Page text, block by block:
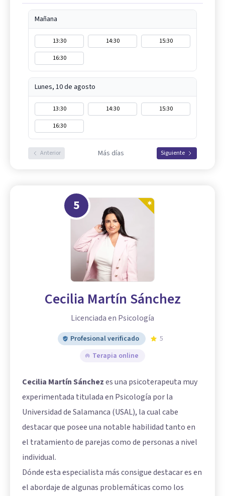
Mañana
13:30 14:30
15:30
16:30
Lunes, 10 de agosto
13:30 14:30
15:30
16:30
Anterior Más días Siguiente
5
Cecilia Martín Sánchez
Licenciada en Psicología
Profesional verificado
5
Terapia online
Cecilia Martín Sánchezes una psicoterapeuta muy
experimentada titulada en Psicología por la
Universidad de Salamanca (USAL), la cual cabe
destacar que posee una notable habilidad tanto en
el tratamiento de parejas como de personas a nivel
individual.
Dónde esta especialista más consigue destacar es en
el abordaje de algunas problemáticas como los